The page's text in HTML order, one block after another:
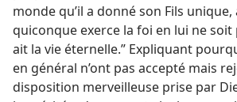
monde qu’il a donné son Fils
quiconque exerce la foi en lui ne
ait la vie éternelle.” Expliquant
en général n’ont pas accepté mais
disposition merveilleuse prise par